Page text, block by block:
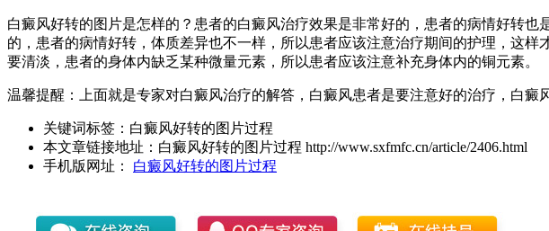
白癜风好转的图片是怎样的？患者的白癜风治疗效果是非常好的，患者的病情好转
的，患者的病情好转，体质差异也不一样，所以患者应该注意治疗期间的护理，这
要清淡，患者的身体内缺乏某种微量元素，所以患者应该注意补充身体内的铜元素。
温馨提醒：上面就是专家对白癜风治疗的解答，白癜风患者是要注意好的治疗，白
关键词标签： 白癜风好转的图片过程
本文章链接地址： 白癜风好转的图片过程 http://www.sxfmfc.cn/article/2406.html
手机版网址：
白癜风好转的图片过程